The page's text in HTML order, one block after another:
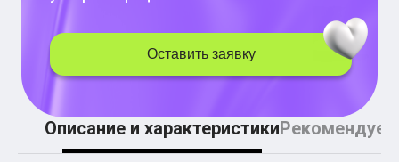
Легкие аккорды (простые песни)
Аккорды со словами (вокал)
BEARWOLF
Мари Краймбрери
Комната культуры
XOLIDAYBOY
Сергей Лазарев
Оставить заявку
Описание и характеристикиРекомендуем